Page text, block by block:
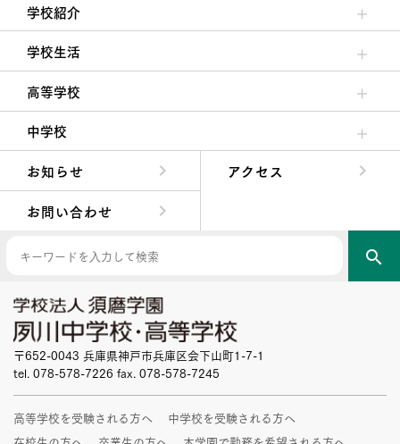
学校紹介
理事長/学園長メッセージ
安心して任せられる学校
沿革
施設・設備
大学合格実績
学校生活
クラブ活動・生徒会活動
夙川ブログ
制服紹介
夙川カレンダー
高等学校
高校校長からの挨拶
高校の教育方針／特色
特進コース／進学コース
年間行事
先輩たちの声・生徒たちの声
中学校
中学校長からの挨拶
中学校の教育方針／特色
Aコース／Bコース
年間行事
先輩たちの声・生徒たちの声
お知らせ
アクセス
お問い合わせ
search
〒652-0043 兵庫県神戸市兵庫区会下山町1-7-1
tel. 078-578-7226 fax. 078-578-7245
高等学校を受験される方へ
中学校を受験される方へ